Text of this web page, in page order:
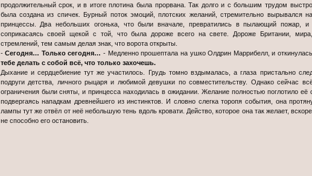
продолжительный срок, и в итоге плотина была прорвана. Так долго и с большим трудом
была создана из спичек. Бурный поток эмоций, плотских желаний, стремительно вырывался
принцессы. Два небольших огонька, что были вначале, превратились в пылающий пожар, и
соприкасаясь своей щекой с той, что была дороже всего на свете. Дороже Британии,
стремлений, тем самым делая знак, что ворота открыты.
-Сегодня… Только сегодня…- Медленно прошептала на ушко Олдрин Маррибелл, и
тебе делать с собой всё, что только захочешь.
Дыхание и сердцебиение тут же участилось. Грудь томно вздымалась, а глаза пристально
подруги детства, личного рыцаря и любимой девушки по совместительству. Однако сейчас
ограничения были сняты, и принцесса находилась в ожидании. Желание полностью поглотило её
подвергаясь нападкам древнейшего из инстинктов. И словно слегка торопя события, она
лампы тут же отвёл от неё небольшую тень вдоль кровати. Действо, которое она так желает,
не способно его остановить.